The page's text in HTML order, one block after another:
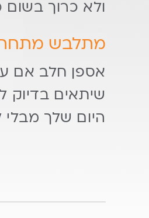
ולא כרוך בשום
מתלבש מתחת
אספן חלב אם
שיתאים בדיוק
היום שלך